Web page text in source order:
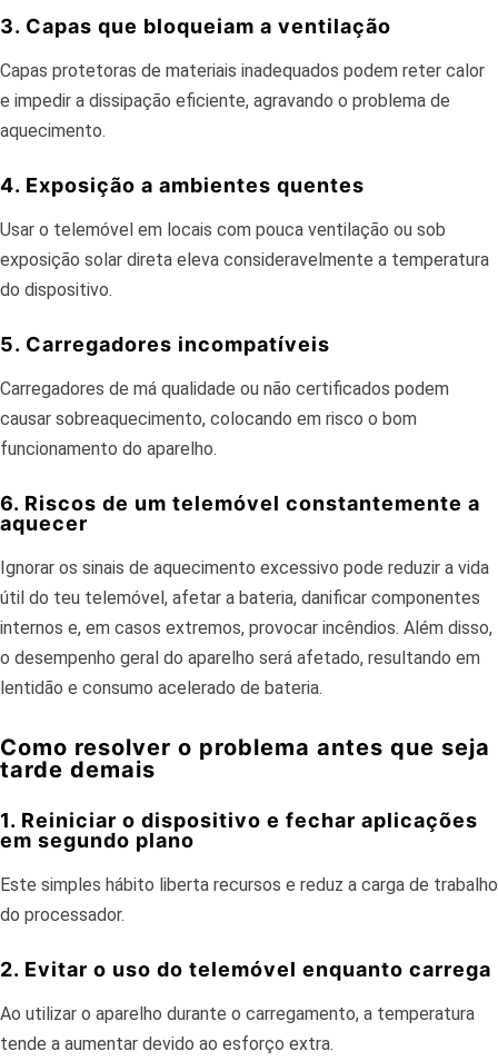
3. Capas que bloqueiam a ventilação
Capas protetoras de materiais inadequados podem reter calor
e impedir a dissipação eficiente, agravando o problema de
aquecimento.
4. Exposição a ambientes quentes
Usar o telemóvel em locais com pouca ventilação ou sob
exposição solar direta eleva consideravelmente a temperatura
do dispositivo.
5. Carregadores incompatíveis
Carregadores de má qualidade ou não certificados podem
causar sobreaquecimento, colocando em risco o bom
funcionamento do aparelho.
6. Riscos de um telemóvel constantemente a
aquecer
Ignorar os sinais de aquecimento excessivo pode reduzir a vida
útil do teu telemóvel, afetar a bateria, danificar componentes
internos e, em casos extremos, provocar incêndios. Além disso,
o desempenho geral do aparelho será afetado, resultando em
lentidão e consumo acelerado de bateria.
Como resolver o problema antes que seja
tarde demais
1. Reiniciar o dispositivo e fechar aplicações
em segundo plano
Este simples hábito liberta recursos e reduz a carga de trabalho
do processador.
2. Evitar o uso do telemóvel enquanto carrega
Ao utilizar o aparelho durante o carregamento, a temperatura
tende a aumentar devido ao esforço extra.